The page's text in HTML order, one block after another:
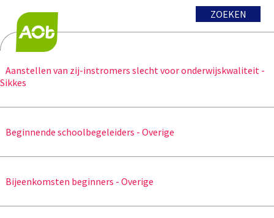
ZOEKEN
Aanstellen van zij-instromers slecht voor onderwijskwaliteit -
Sikkes
Beginnende schoolbegeleiders - Overige
Bijeenkomsten beginners - Overige